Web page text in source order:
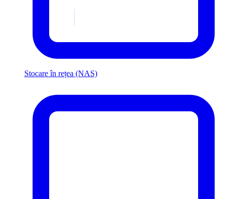
Stocare în rețea (NAS)